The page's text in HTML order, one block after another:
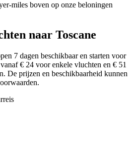
miles boven op onze beloningen
naar Toscane
7 dagen beschikbaar en starten voor
€ 24 voor enkele vluchten en € 51
De prijzen en beschikbaarheid kunnen